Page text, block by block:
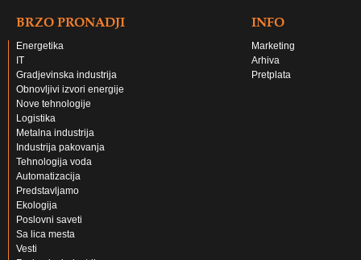
BRZO PRONADJI
Energetika
IT
Gradjevinska industrija
Obnovljivi izvori energije
Nove tehnologije
Logistika
Metalna industrija
Industrija pakovanja
Tehnologija voda
Automatizacija
Predstavljamo
Ekologija
Poslovni saveti
Sa lica mesta
Vesti
INFO
Marketing
Arhiva
Pretplata